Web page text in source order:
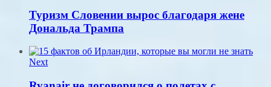
Туризм Словении вырос благодаря жене
Дональда Трампа
Next